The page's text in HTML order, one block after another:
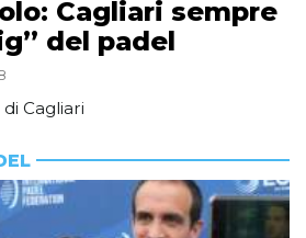
Cagliari sempre
del padel
Cagliari